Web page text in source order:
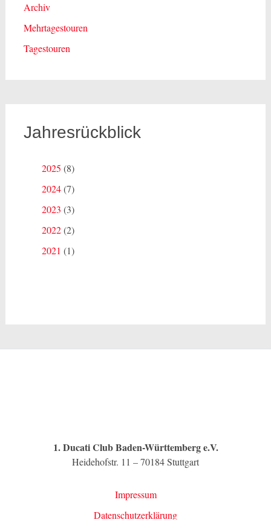
Archiv
Mehrtagestouren
Tagestouren
Jahresrückblick
2025 (8)
2024(7)
2023 (3)
2022(2)
2021 (1)
1. Ducati Club Baden-Württemberg e.V.
Heidehofstr. 11 – 70184 Stuttgart
Impressum
Datenschutzerklärung